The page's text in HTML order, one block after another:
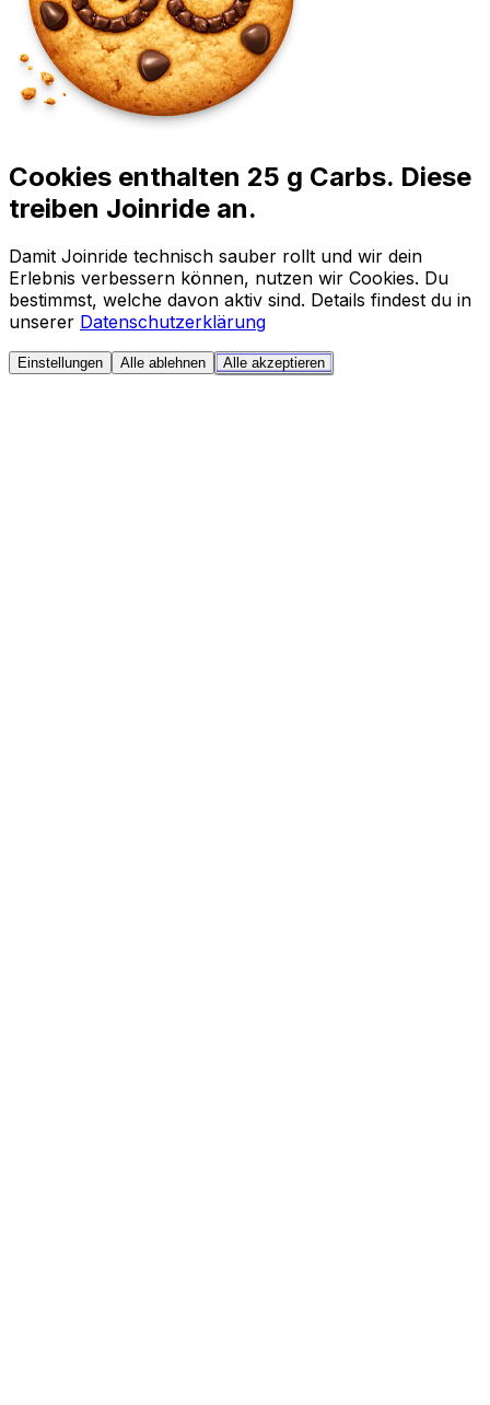
Cookies enthalten 25 g Carbs. Diese
treiben Joinride an.
Damit Joinride technisch sauber rollt und wir dein
Erlebnis verbessern können, nutzen wir Cookies. Du
bestimmst, welche davon aktiv sind. Details findest du in
unserer Datenschutzerklärung
Einstellungen Alle ablehnen Alle akzeptieren